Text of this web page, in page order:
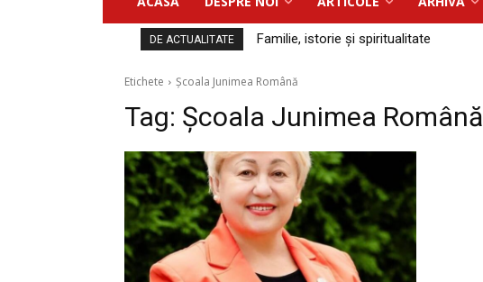
DE ACTUALITATE Familie, istorie și spiritualitate
Etichete Școala Junimea Română
Tag: Școala Junimea Română